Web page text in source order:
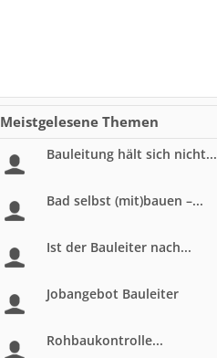
Meistgelesene Themen
Bauleitung hält sich nicht...
Bad selbst (mit)bauen –...
Ist der Bauleiter nach...
Jobangebot Bauleiter
Rohbaukontrolle...